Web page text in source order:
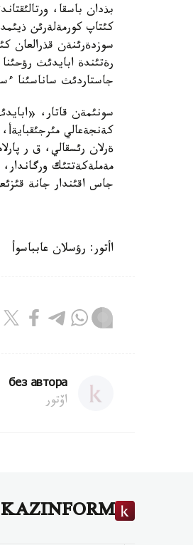
بذدان باسقا،
كئتاپ كورمةلةرئن
سوزدةرئنةن قذرالعان
رةتئندة ابايدئث
جاستاردئث ساناسئنا
سونئمةن قاتار،
كةنجةعالي
ةرلان رئسقالي، ق ر
مةملةكةتتئك ورگاندار،
جاس اقئندار جانة
اأتور: رؤسلان عابباسوأ
без автора
اۆتور
KAZINFORM